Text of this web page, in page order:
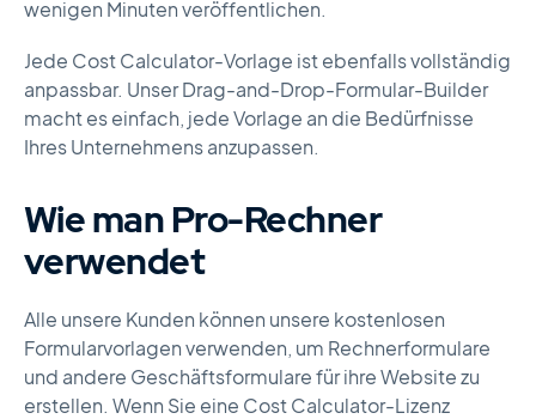
wenigen Minuten veröffentlichen.
Jede Cost Calculator-Vorlage ist ebenfalls vollständig
anpassbar. Unser Drag-and-Drop-Formular-Builder
macht es einfach, jede Vorlage an die Bedürfnisse
Ihres Unternehmens anzupassen.
Wie man Pro-Rechner
verwendet
Alle unsere Kunden können unsere kostenlosen
Formularvorlagen verwenden, um Rechnerformulare
und andere Geschäftsformulare für ihre Website zu
erstellen. Wenn Sie eine Cost Calculator-Lizenz